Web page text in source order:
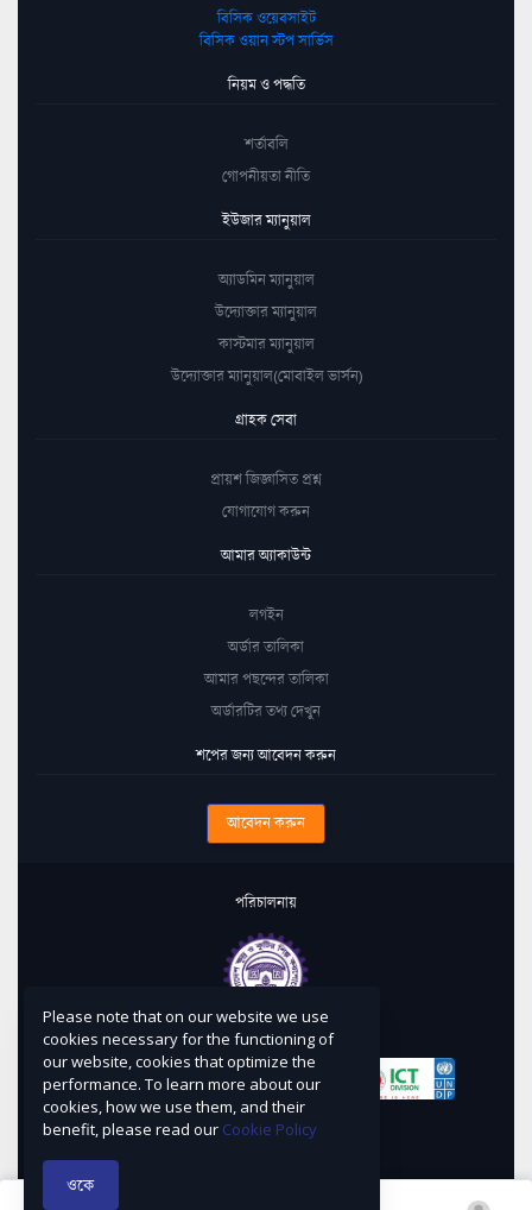
বিসিক ওয়েবসাইট
বিসিক ওয়ান স্টপ সার্ভিস
নিয়ম ও পদ্ধতি
শর্তাবলি
গোপনীয়তা নীতি
ইউজার ম্যানুয়াল
অ্যাডমিন ম্যানুয়াল
উদ্যোক্তার ম্যানুয়াল
কাস্টমার ম্যানুয়াল
উদ্যোক্তার ম্যানুয়াল(মোবাইল ভার্সন)
গ্রাহক সেবা
প্রায়শ জিজ্ঞাসিত প্রশ্ন
যোগাযোগ করুন
আমার অ্যাকাউন্ট
লগইন
অর্ডার তালিকা
আমার পছন্দের তালিকা
অর্ডারটির তথ্য দেখুন
শপের জন্য আবেদন করুন
আবেদন করুন
পরিচালনায়
কারিগরি সহায়তায়
নকশা ও বাস্তবায়নে
Please note that on our website we use
cookies necessary for the functioning of
our website, cookies that optimize the
performance. To learn more about our
cookies, how we use them, and their
benefit, please read our Cookie Policy
ওকে